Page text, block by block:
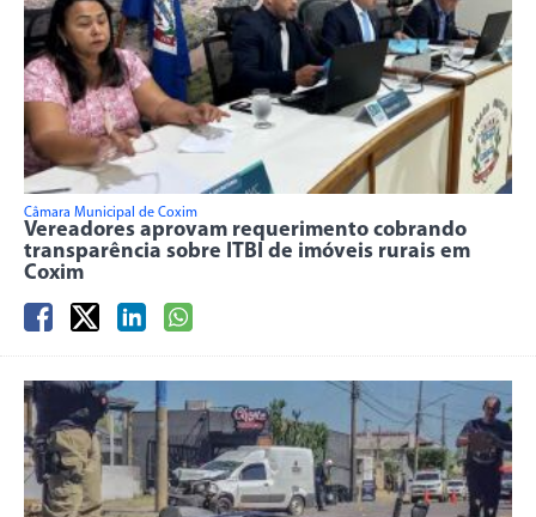
Câmara Municipal de Coxim
Vereadores aprovam requerimento cobrando
transparência sobre ITBI de imóveis rurais em
Coxim